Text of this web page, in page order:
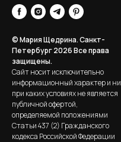
© Мария Щедрина. Санкт-
Петербург 2026Все права
защищены.
Сайт носит исключительно
информационный характер и ни
при каких условиях не является
публичной офертой,
определяемой положениями
Статьи 437 (2) Гражданского
кодекса Российской Федерации